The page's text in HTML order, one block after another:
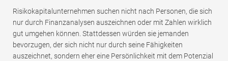
Risikokapitalunternehmen suchen nicht nach Personen, die sich
nur durch Finanzanalysen auszeichnen oder mit Zahlen wirklich
gut umgehen können. Stattdessen würden sie jemanden
bevorzugen, der sich nicht nur durch seine Fähigkeiten
auszeichnet, sondern eher eine Persönlichkeit mit dem Potenzial